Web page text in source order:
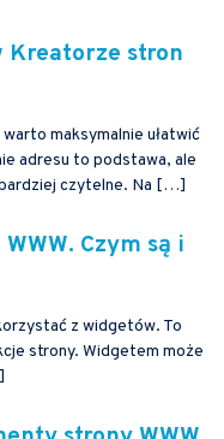
Kreatorze stron
maksymalnie ułatwić
adresu to podstawa, ale
czytelne. Na […]
Czym są i
z widgetów. To
strony. Widgetem może